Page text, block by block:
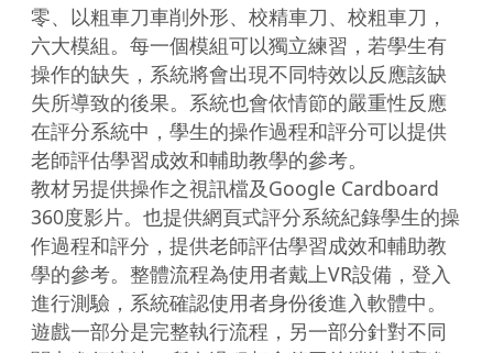
零、以粗車刀車削外形、校精車刀、校粗車刀，
六大模組。每一個模組可以獨立練習，若學生有
操作的缺失，系統將會出現不同特效以反應該缺
失所導致的後果。系統也會依情節的嚴重性反應
在評分系統中，學生的操作過程和評分可以提供
老師評估學習成效和輔助教學的參考。
教材另提供操作之視訊檔及Google Cardboard
360度影片。也提供網頁式評分系統紀錄學生的操
作過程和評分，提供老師評估學習成效和輔助教
學的參考。整體流程為使用者戴上VR設備，登入
進行測驗，系統確認使用者身份後進入軟體中。
遊戲一部分是完整執行流程，另一部分針對不同